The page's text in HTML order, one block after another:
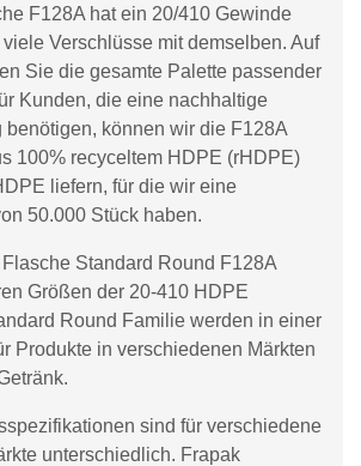
F128A hat ein 20/410 Gewinde
Verschlüsse mit demselben. Auf
Sie die gesamte Palette passender
Kunden, die eine nachhaltige
benötigen, können wir die F128A
100% recyceltem HDPE (rHDPE)
liefern, für die wir eine
50.000 Stück haben.
Standard Round F128A
Größen der 20-410 HDPE
Round Familie werden in einer
Produkte in verschiedenen Märkten
sind für verschiedene
unterschiedlich. Frapak